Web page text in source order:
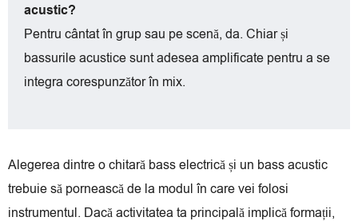
acustic?
Pentru cântat în grup sau pe scenă, da. Chiar și
bassurile acustice sunt adesea amplificate pentru a se
integra corespunzător în mix.
Alegerea dintre o chitară bass electrică și un bass acustic
trebuie să pornească de la modul în care vei folosi
instrumentul. Dacă activitatea ta principală implică formații,